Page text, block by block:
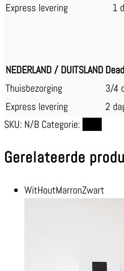
Express levering
1
NEDERLAND / DUITSLAND
Thuisbezorging
3/4
Express levering
2
SKU: N/B Categorie:
Gerelateerde
WitHoutMarronZwart